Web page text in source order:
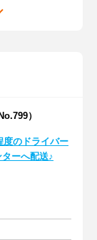
）
度のドライバー
ーへ配送♪